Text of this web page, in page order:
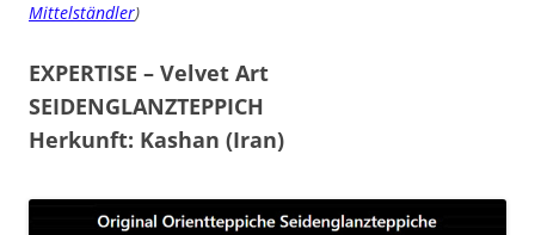
Mittelständler)
EXPERTISE – Velvet Art
SEIDENGLANZTEPPICH
Herkunft: Kashan (Iran)